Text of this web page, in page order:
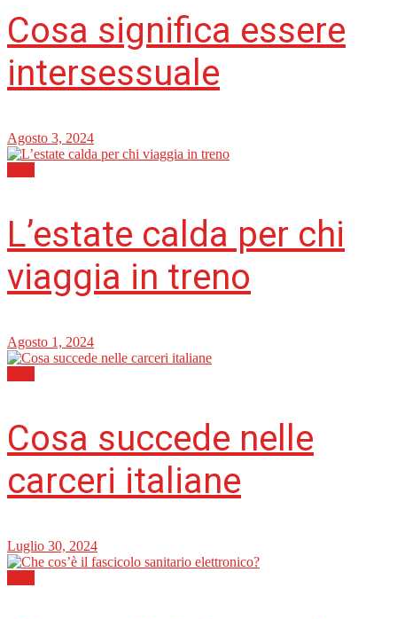
Cosa significa essere
intersessuale
Agosto 3, 2024
L’estate calda per chi
viaggia in treno
Agosto 1, 2024
Cosa succede nelle
carceri italiane
Luglio 30, 2024